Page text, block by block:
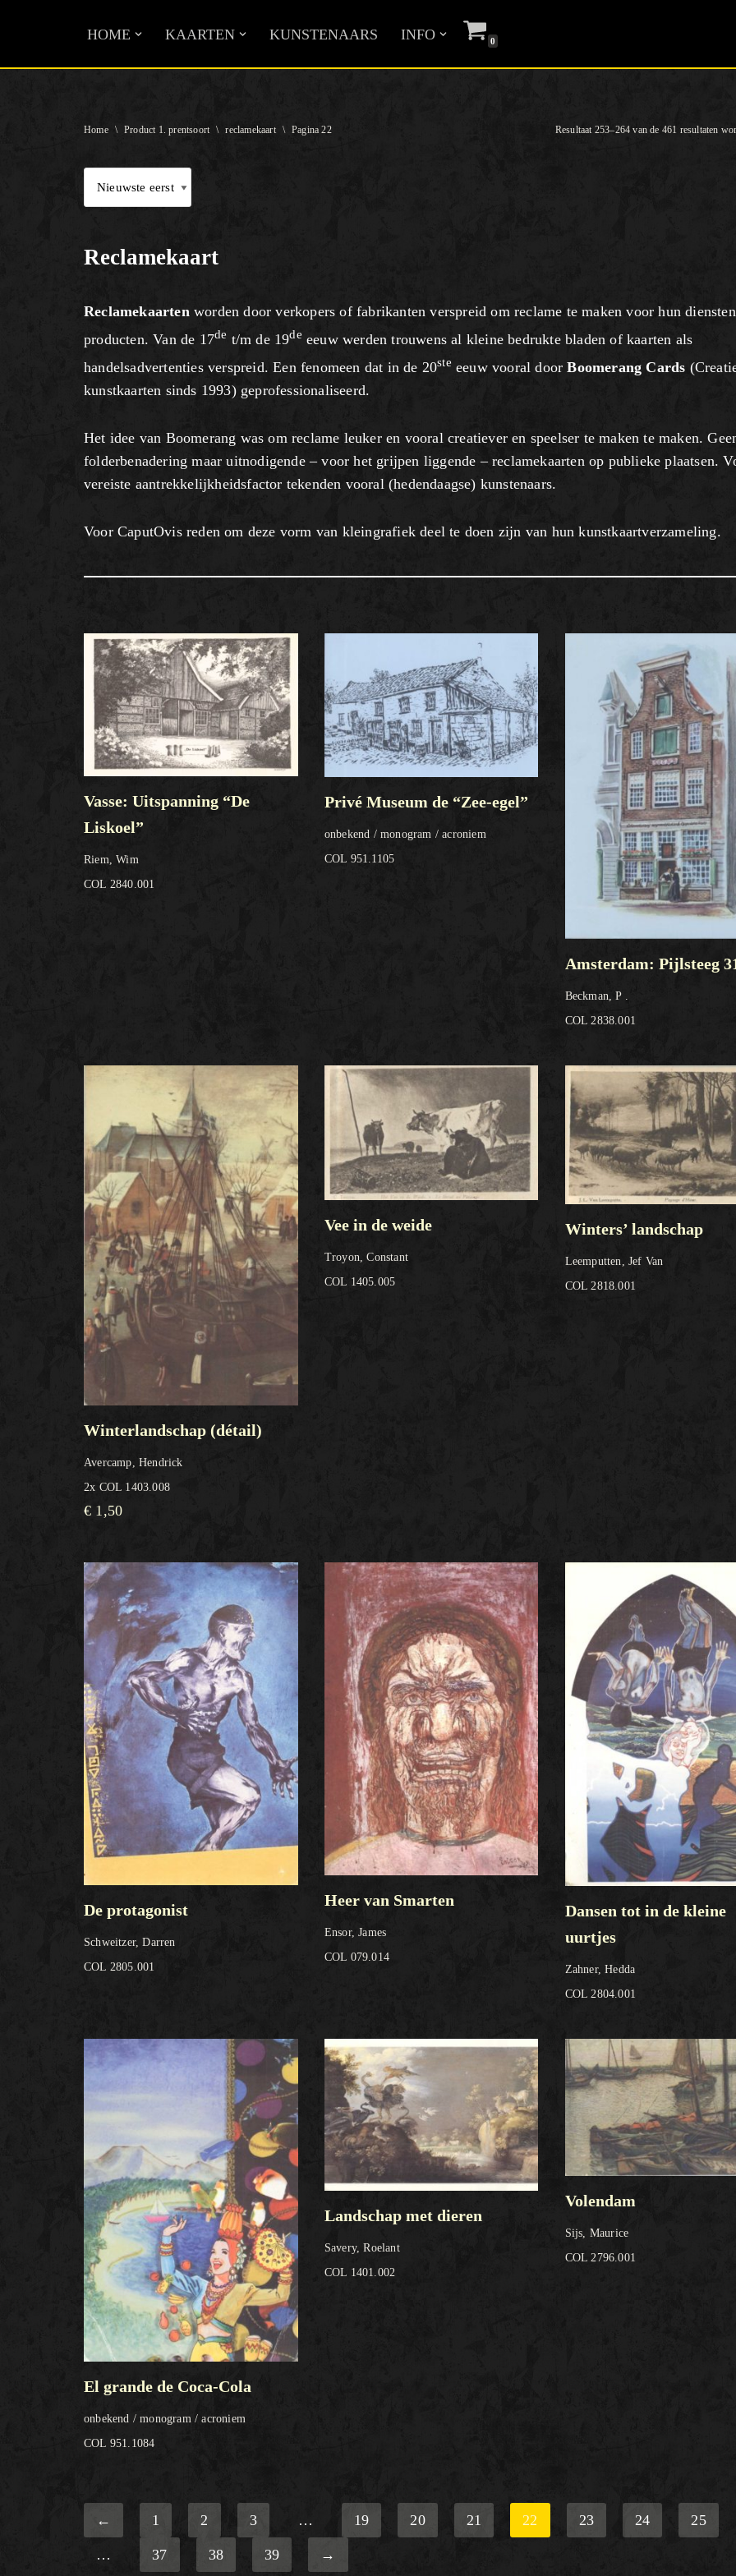
naar
HOME KAARTEN KUNSTENAARS INFO 0
Home \ Product 1. prentsoort \ reclamekaart \ Pagina 22 Resultaat 253–264 van de 461 resultaten
Reclamekaart
Reclamekaartenworden door verkopers of fabrikanten verspreid om reclame te maken voor hun
producten. Van de 17de t/m de 19de eeuw werden trouwens al kleine bedrukte bladen of kaarten als
handelsadvertenties verspreid. Een fenomeen dat in de 20ste eeuw vooral doorBoomerang Cards
kunstkaarten sinds 1993) geprofessionaliseerd.
Het idee van Boomerang was om reclame leuker en vooral creatiever en speelser te maken te maken.
folderbenadering maar uitnodigende – voor het grijpen liggende – reclamekaarten op publieke plaatsen.
vereiste aantrekkelijkheidsfactor tekenden vooral (hedendaagse) kunstenaars.
Voor CaputOvis reden om deze vorm van kleingrafiek deel te doen zijn van hun kunstkaartverzameling.
Vasse: Uitspanning “De
Liskoel”
Riem, Wim
COL 2840.001
Privé Museum de “Zee-egel”
onbekend / monogram / acroniem
COL 951.1105
Amsterdam: Pijlsteeg
Beckman, P .
COL 2838.001
Winterlandschap (détail)
Avercamp, Hendrick
2x COL 1403.008
€ 1,50
Vee in de weide
Troyon, Constant
COL 1405.005
Winters’ landschap
Leemputten, Jef Van
COL 2818.001
De protagonist
Schweitzer, Darren
COL 2805.001
Heer van Smarten
Ensor, James
COL 079.014
Dansen tot in de kleine
uurtjes
Zahner, Hedda
COL 2804.001
El grande de Coca-Cola
onbekend / monogram / acroniem
COL 951.1084
Landschap met dieren
Savery, Roelant
COL 1401.002
Volendam
Sijs, Maurice
COL 2796.001
← 1 2 3 … 19 20 21 22 23 24 25
… 37 38 39 →